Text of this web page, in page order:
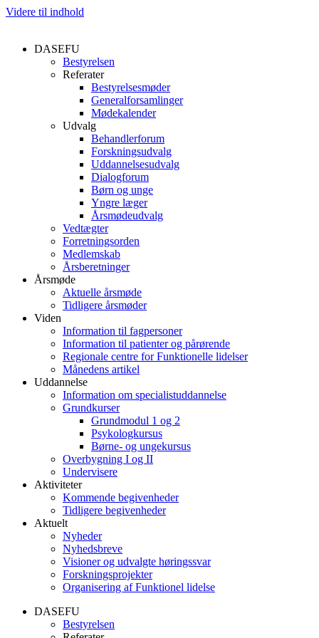
Videre til indhold
DASEFU
Bestyrelsen
Referater
Bestyrelsesmøder
Generalforsamlinger
Mødekalender
Udvalg
Behandlerforum
Forskningsudvalg
Uddannelsesudvalg
Dialogforum
Børn og unge
Yngre læger
Årsmødeudvalg
Vedtægter
Forretningsorden
Medlemskab
Årsberetninger
Årsmøde
Aktuelle årsmøde
Tidligere årsmøder
Viden
Information til fagpersoner
Information til patienter og pårørende
Regionale centre for Funktionelle lidelser
Månedens artikel
Uddannelse
Information om specialistuddannelse
Grundkurser
Grundmodul 1 og 2
Psykologkursus
Børne- og ungekursus
Overbygning I og II
Undervisere
Aktiviteter
Kommende begivenheder
Tidligere begivenheder
Aktuelt
Nyheder
Nyhedsbreve
Visioner og udvalgte høringssvar
Forskningsprojekter
Organisering af Funktionel lidelse
DASEFU
Bestyrelsen